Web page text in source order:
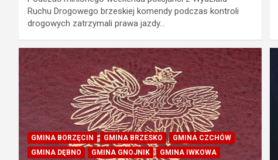
Ruchu Drogowego brzeskiej komendy podczas kontroli
drogowych zatrzymali prawa jazdy…
GMINA BORZĘCIN GMINA BRZESKO
GMINA CZCHÓW
GMINA DĘBNO
GMINA GNOJNIK
GMINA IWKOWA